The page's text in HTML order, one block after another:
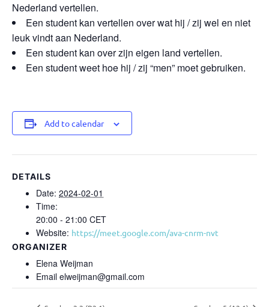
Nederland vertellen.
Een student kan vertellen over wat hij / zij wel en niet
leuk vindt aan Nederland.
Een student kan over zijn eigen land vertellen.
Een student weet hoe hij / zij “men” moet gebruiken.
Add to calendar
DETAILS
Date: 2024-02-01
Time:
20:00 - 21:00 CET
Website: https://meet.google.com/ava-cnrm-nvt
ORGANIZER
Elena Weijman
Email elweijman@gmail.com